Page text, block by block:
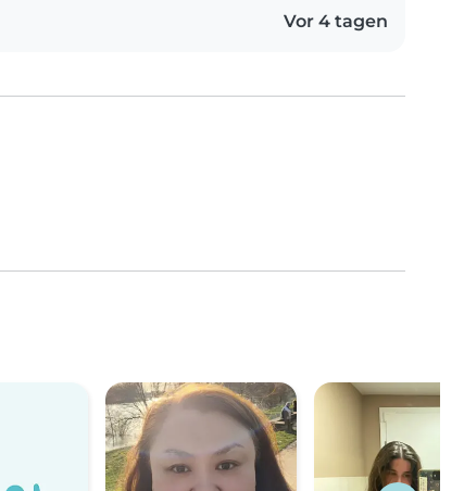
Vor 4 tagen